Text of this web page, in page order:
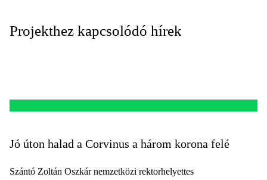
Projekthez kapcsolódó hírek
Jó úton halad a Corvinus a három korona felé
Szántó Zoltán Oszkár nemzetközi rektorhelyettes